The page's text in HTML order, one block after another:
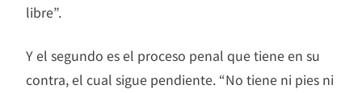
libre”.
Y el segundo es el proceso penal que tiene en su
contra, el cual sigue pendiente. “No tiene ni pies ni